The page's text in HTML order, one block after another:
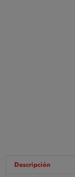
Descripción